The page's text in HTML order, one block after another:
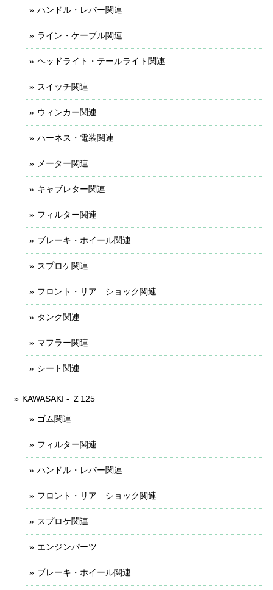
ハンドル・レバー関連
ライン・ケーブル関連
ヘッドライト・テールライト関連
スイッチ関連
ウィンカー関連
ハーネス・電装関連
メーター関連
キャブレター関連
フィルター関連
ブレーキ・ホイール関連
スプロケ関連
フロント・リア ショック関連
タンク関連
マフラー関連
シート関連
KAWASAKI - Ｚ125
ゴム関連
フィルター関連
ハンドル・レバー関連
フロント・リア ショック関連
スプロケ関連
エンジンパーツ
ブレーキ・ホイール関連